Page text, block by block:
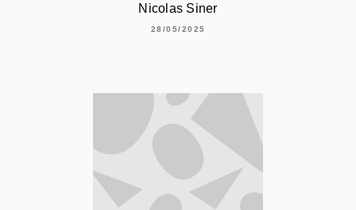
Nicolas Siner
28/05/2025